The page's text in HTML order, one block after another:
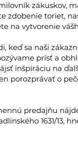
zákuskov,
zdobenie toriet,
na vytvorenie
keď sa naši
prísť a
inšpiráciu na
porozprávať o
predajňu
1631/13,